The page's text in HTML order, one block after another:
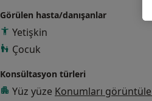
Görülen hasta/danışanlar
Yetişkin
Çocuk
Konsültasyon türleri
Yüz yüze Konumları görüntüle